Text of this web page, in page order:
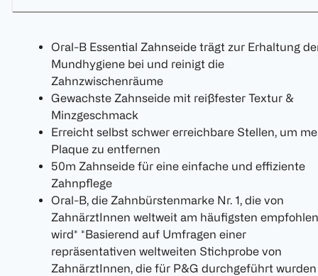
Oral-B Essential Zahnseide trägt zur Erhaltung
Mundhygiene bei und reinigt die
Zahnzwischenräume
Gewachste Zahnseide mit reißfester Textur &
Minzgeschmack
Erreicht selbst schwer erreichbare Stellen, um
Plaque zu entfernen
50m Zahnseide für eine einfache und effiziente
Zahnpflege
Oral-B, die Zahnbürstenmarke Nr. 1, die von
ZahnärztInnen weltweit am häufigsten empfohlen
wird* *Basierend auf Umfragen einer
repräsentativen weltweiten Stichprobe von
ZahnärztInnen, die für P&G durchgeführt wurden